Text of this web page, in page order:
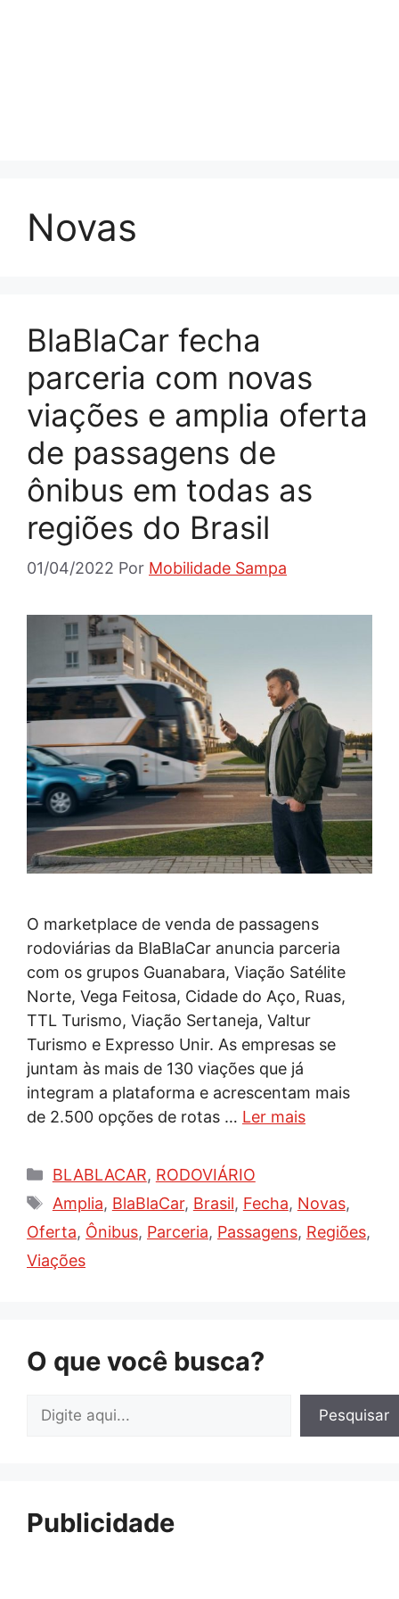
Novas
BlaBlaCar fecha
parceria com novas
viações e amplia oferta
de passagens de
ônibus em todas as
regiões do Brasil
01/04/2022 Por Mobilidade Sampa
O marketplace de venda de passagens
rodoviárias da BlaBlaCar anuncia parceria
com os grupos Guanabara, Viação Satélite
Norte, Vega Feitosa, Cidade do Aço, Ruas,
TTL Turismo, Viação Sertaneja, Valtur
Turismo e Expresso Unir. As empresas se
juntam às mais de 130 viações que já
integram a plataforma e acrescentam mais
de 2.500 opções de rotas … Ler mais
Categorias
BLABLACAR, RODOVIÁRIO
Tags
Amplia, BlaBlaCar, Brasil, Fecha, Novas,
Oferta, Ônibus, Parceria, Passagens, Regiões,
Viações
O que você busca?
Pesquisar Pesquisar
Publicidade